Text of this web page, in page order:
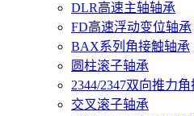
DLR高速主轴轴承
FD高速浮动变位轴承
BAX系列角接触轴承
圆柱滚子轴承
2344/2347双向推力
交叉滚子轴承